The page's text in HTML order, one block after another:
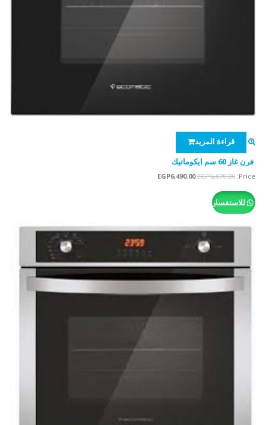
قراءة المزيد
فرن غاز 60 سم ايكوماتيك
Price:
EGP6,670.00
السعر
EGP6,490.00
السعر
للاستفسار